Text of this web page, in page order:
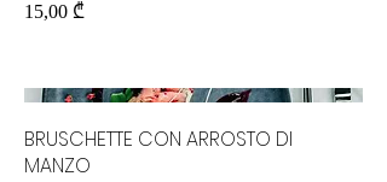
15,00 ₾
BRUSCHETTE CON ARROSTO DI
MANZO